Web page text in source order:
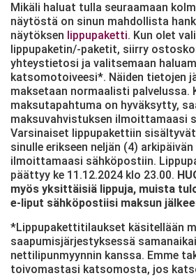
Mikäli haluat tulla seuraamaan
näytöstä on sinun mahdollista
näytöksen lippupaketti. Kun olet
lippupaketin/-paketit, siirry
yhteystietosi ja valitsemaan
katsomotoiveesi*. Näiden tietojen
maksetaan normaalisti palvelussa.
maksutapahtuma on hyväksytty,
maksuvahvistuksen ilmoittamaasi
Varsinaiset lippupakettiin
sinulle erikseen neljän (4)
ilmoittamaasi sähköpostiin.
päättyy ke 11.12.2024 klo 23.00.
myös yksittäisiä lippuja, muista
e-liput sähköpostiisi maksun
*Lippupakettitilaukset käsitellään
saapumisjärjestyksessä
nettilipunmyynnin kanssa. Emme
toivomastasi katsomosta, jos